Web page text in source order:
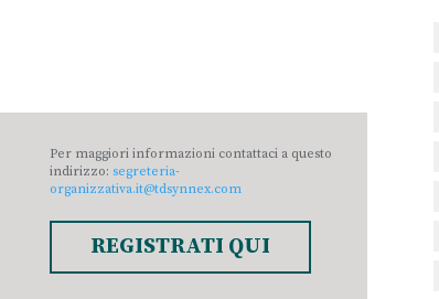
Per maggiori informazioni contattaci a questo
indirizzo:segreteria-
organizzativa.it@tdsynnex.com
REGISTRATI QUI